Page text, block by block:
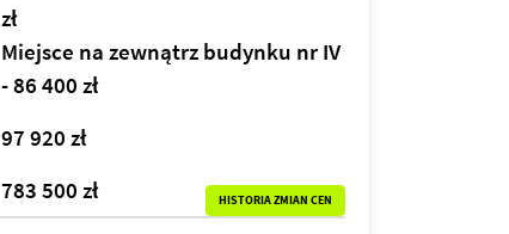
zł
Miejsce na zewnątrz budynku nr IV
- 86 400 zł
97 920 zł
783 500 zł HISTORIA ZMIAN CEN